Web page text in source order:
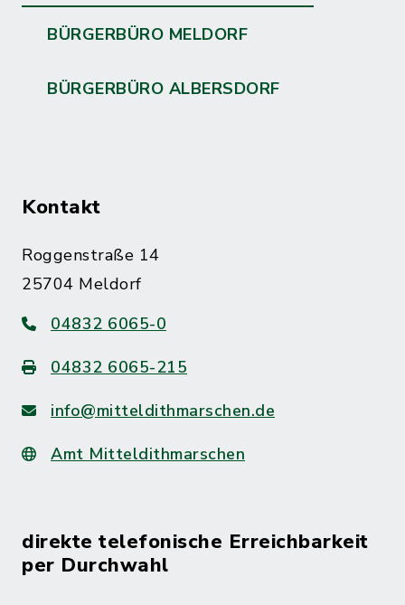
BÜRGERBÜRO MELDORF
BÜRGERBÜRO ALBERSDORF
Kontakt
Roggenstraße 14
25704 Meldorf
04832 6065-0
04832 6065-215
info@mitteldithmarschen.de
Amt Mitteldithmarschen
direkte telefonische Erreichbarkeit
per Durchwahl